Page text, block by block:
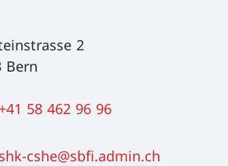
2
Bern
+41 58 462 96 96
shk-cshe@sbfi.admin.ch